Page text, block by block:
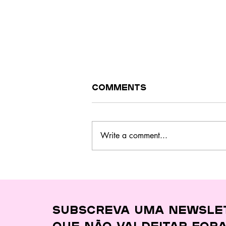
desperdiçar quase
nada
Comments
Write a comment...
Subscreva uma